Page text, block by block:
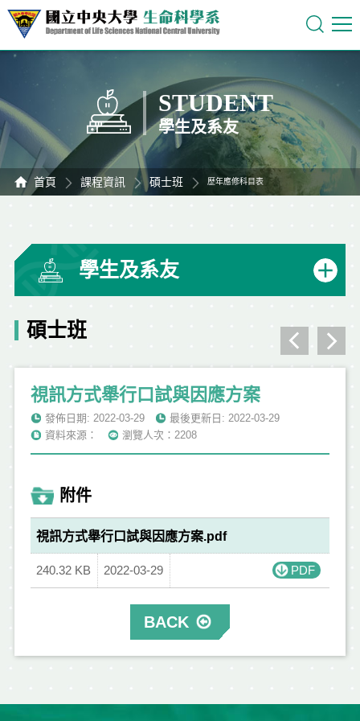
STUDENT
學生及系友
首頁 課程資訊 碩士班 歷年應修科目表
學生及系友
碩士班
視訊方式舉行口試與因應方案
發佈日期: 2022-03-29
最後更新日: 2022-03-29
資料來源：
瀏覽人次：2208
附件
視訊方式舉行口試與因應方案.pdf
240.32 KB 2022-03-29 PDF
BACK